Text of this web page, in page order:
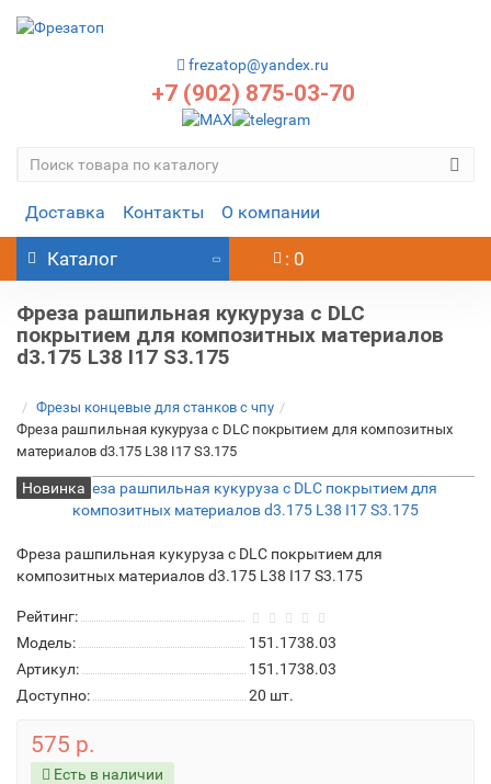
frezatop@yandex.ru
+7 (902) 875-03-70
Доставка Контакты О компании
Каталог : 0
Фреза рашпильная кукуруза с DLC
покрытием для композитных материалов
d3.175 L38 I17 S3.175
Фрезы концевые для станков с чпу
Фреза рашпильная кукуруза с DLC покрытием для композитных
материалов d3.175 L38 I17 S3.175
Новинка
Фреза рашпильная кукуруза с DLC покрытием для
композитных материалов d3.175 L38 I17 S3.175
Рейтинг:
Модель:
151.1738.03
Артикул:
151.1738.03
Доступно:
20 шт.
575 р.
Есть в наличии